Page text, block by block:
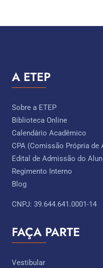
A ETEP
Sobre a ETEP
Biblioteca Online
Calendário Acadêmico
CPA (Comissão Própria de
Edital de Admissão do
Regimento Interno
Blog
CNPJ: 39.644.641.0001-14
FAÇA PARTE
Vestibular